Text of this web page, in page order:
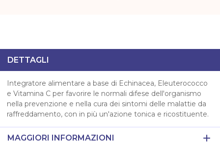
DETTAGLI
Integratore alimentare a base di Echinacea, Eleuterococco
e Vitamina C per favorire le normali difese dell'organismo
nella prevenzione e nella cura dei sintomi delle malattie da
raffreddamento, con in più un'azione tonica e ricostituente.
MAGGIORI INFORMAZIONI